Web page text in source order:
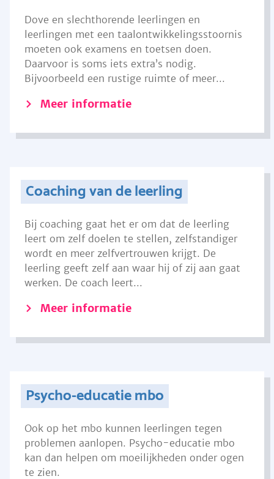
Dove en slechthorende leerlingen en
leerlingen met een taalontwikkelingsstoornis
moeten ook examens en toetsen doen.
Daarvoor is soms iets extra’s nodig.
Bijvoorbeeld een rustige ruimte of meer...
Meer informatie
Coaching van de leerling
Bij coaching gaat het er om dat de leerling
leert om zelf doelen te stellen, zelfstandiger
wordt en meer zelfvertrouwen krijgt. De
leerling geeft zelf aan waar hij of zij aan gaat
werken. De coach leert...
Meer informatie
Psycho-educatie mbo
Ook op het mbo kunnen leerlingen tegen
problemen aanlopen. Psycho-educatie mbo
kan dan helpen om moeilijkheden onder ogen
te zien.